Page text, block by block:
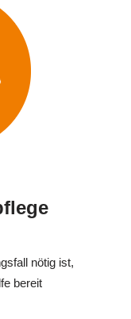
nötig ist,
bereit